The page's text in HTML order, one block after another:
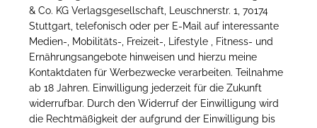
& Co. KG Verlagsgesellschaft, Leuschnerstr. 1, 70174
Stuttgart, telefonisch oder per E-Mail auf interessante
Medien-, Mobilitäts-, Freizeit-, Lifestyle , Fitness- und
Ernährungsangebote hinweisen und hierzu meine
Kontaktdaten für Werbezwecke verarbeiten. Teilnahme
ab 18 Jahren. Einwilligung jederzeit für die Zukunft
widerrufbar. Durch den Widerruf der Einwilligung wird
die Rechtmäßigkeit der aufgrund der Einwilligung bis